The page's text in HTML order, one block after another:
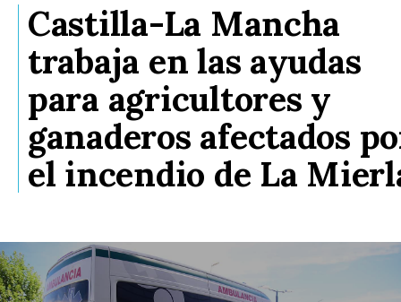
Castilla-La Mancha
trabaja en las ayudas
para agricultores y
ganaderos afectados
el incendio de La